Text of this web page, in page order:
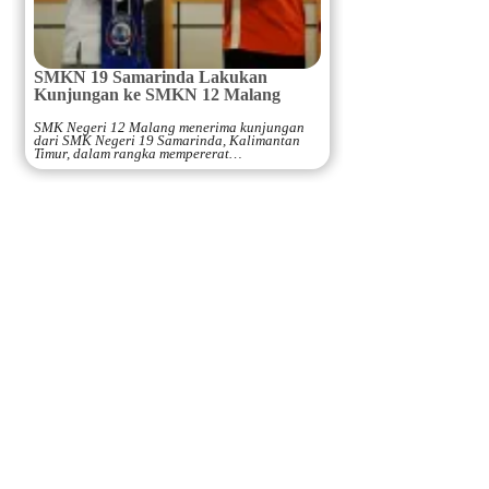
SMKN 19 Samarinda Lakukan
Kunjungan ke SMKN 12 Malang
SMK Negeri 12 Malang menerima kunjungan
dari SMK Negeri 19 Samarinda, Kalimantan
Timur, dalam rangka mempererat…